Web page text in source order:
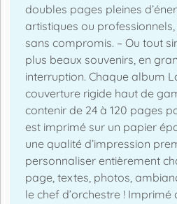
doubles pages pleines
artistiques ou
sans compromis. – Ou tout
plus beaux souvenirs, en
interruption. Chaque album
couverture rigide haut de
contenir de 24 à 120 pages
est imprimé sur un papier
une qualité d’impression
personnaliser entièrement
page, textes, photos,
le chef d’orchestre ! Imprimé